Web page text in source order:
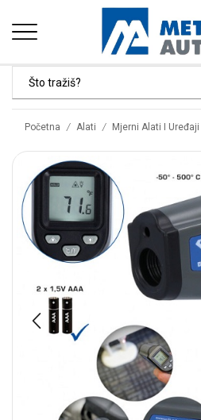
Početna / Alati / Mjerni Alati I Uređaji